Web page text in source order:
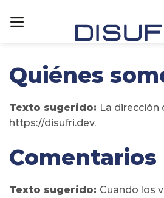
to
Quiénes
Texto sugerido: La dirección
https://disufri.dev.
Comentarios
Texto sugerido: Cuando los